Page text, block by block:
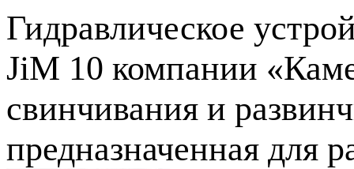
Гидравлическое
JiM 10 компании
свинчивания и
предназначенная для